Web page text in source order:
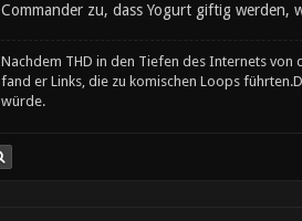
Commander zu, dass Yogurt giftig werden,
Nachdem THD in den Tiefen des Internets
fand er Links, die zu komischen Loops
würde.